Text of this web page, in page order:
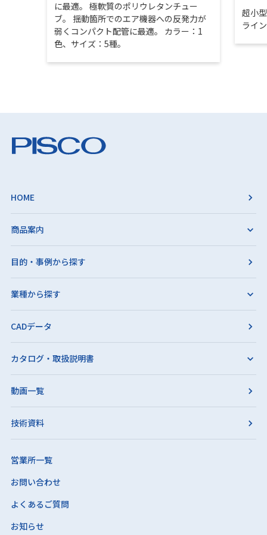
に最適。 極軟質のポリウレタンチュー
ブ。 揺動箇所でのエア機器への反発力が
弱くコンパクト配管に最適。 カラー：1
色、サイズ：5種。
超小
ライ
HOME
商品案内
目的・事例から探す
業種から探す
CADデータ
カタログ・取扱説明書
動画一覧
技術資料
営業所一覧
お問い合わせ
よくあるご質問
お知らせ